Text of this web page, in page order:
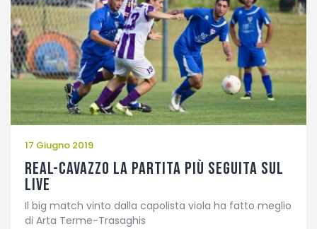
17 Giugno 2019
REAL-CAVAZZO LA PARTITA PIÙ SEGUITA SUL
LIVE
Il big match vinto dalla capolista viola ha fatto meglio
di Arta Terme-Trasaghis